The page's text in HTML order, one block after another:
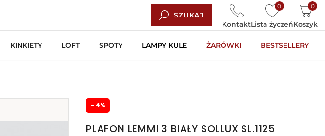
SZUKAJ
0
Lista życzeń
0
Koszyk
Kontakt
KINKIETY LOFT SPOTY LAMPY KULE ŻARÓWKI BESTSELLERY
- 4%
PLAFON LEMMI 3 BIAŁY SOLLUX SL.1125